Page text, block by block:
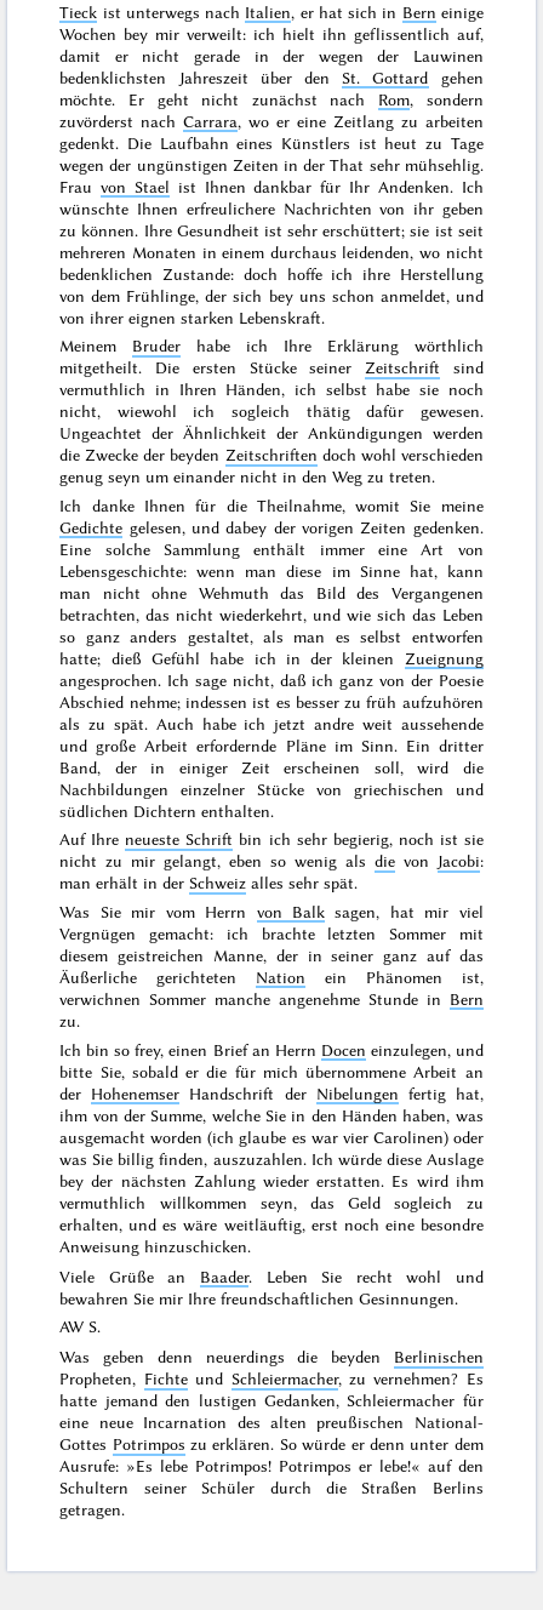
Tieck ist unterwegs nach Italien, er hat sich in Bern einige
Wochen bey mir verweilt: ich hielt ihn geflissentlich auf,
damit er nicht gerade in der wegen der Lauwinen
bedenklichsten Jahreszeit über den St. Gottard gehen
möchte. Er geht nicht zunächst nach Rom, sondern
zuvörderst nachCarrara,wo er eine Zeitlang zu arbeiten
gedenkt. Die Laufbahn eines Künstlers ist heut zu Tage
wegen der ungünstigen Zeiten in der That sehr mühsehlig.
Frauvon Stael ist Ihnen dankbar für Ihr Andenken. Ich
wünschte Ihnen erfreulichere Nachrichten von ihr geben
zu können. Ihre Gesundheit ist sehr erschüttert; sie ist seit
mehreren Monaten in einem durchaus leidenden, wo nicht
bedenklichen Zustande: doch hoffe ich ihre Herstellung
von dem Frühlinge, der sich bey uns schon anmeldet, und
von ihrer eignen starken Lebenskraft.
Meinem Bruder habe ich Ihre Erklärung wörthlich
mitgetheilt. Die ersten Stücke seiner Zeitschrift sind
vermuthlich in Ihren Händen, ich selbst habe sie noch
nicht, wiewohl ich sogleich thätig dafür gewesen.
Ungeachtet der Ähnlichkeit der Ankündigungen werden
die Zwecke der beyden Zeitschriften doch wohl verschieden
genug seyn um einander nicht in den Weg zu treten.
Ich danke Ihnen für die Theilnahme, womit Sie meine
Gedichte gelesen, und dabey der vorigen Zeiten gedenken.
Eine solche Sammlung enthält immer eine Art von
Lebensgeschichte: wenn man diese im Sinne hat, kann
man nicht ohne Wehmuth das Bild des Vergangenen
betrachten, das nichtwiederkehrt, und wie sich das Leben
so ganz anders gestaltet, als man es selbst entworfen
hatte; dieß Gefühl habe ich in der kleinen Zueignung
angesprochen. Ich sage nicht, daß ich ganz von der Poesie
Abschied nehme; indessen ist es besser zu früh aufzuhören
als zu spät. Auch habe ich jetzt andre weit aussehende
und große Arbeit erfordernde Pläne im Sinn. Ein dritter
Band, der in einiger Zeit erscheinen soll, wird die
Nachbildungen einzelner Stücke von griechischen und
südlichen Dichtern enthalten.
Auf Ihre neueste Schrift bin ich sehr begierig, noch ist sie
nicht zu mir gelangt, eben so wenig als dievon Jacobi:
man erhält in derSchweiz alles sehr spät.
Was Sie mir vom Herrn von Balksagen, hat mir viel
Vergnügen gemacht: ich brachte letzten Sommer mit
diesem geistreichen Manne, der in seiner ganz auf das
Äußerliche gerichteten Nation ein Phänomen ist,
verwichnen Sommer manche angenehme Stunde in Bern
zu.
Ich bin so frey, einen Brief an Herrn Docen einzulegen, und
bitte Sie, sobald er die für mich übernommene Arbeit an
der Hohenemser Handschrift der Nibelungen fertig hat,
ihm von der Summe, welche Sie in den Händen haben, was
ausgemacht worden (ich glaube es war vier Carolinen) oder
was Sie billig finden, auszuzahlen. Ich würde diese Auslage
bey der nächsten Zahlung wieder erstatten. Es wird ihm
vermuthlich willkommen seyn, das Geld sogleich zu
erhalten, und es wäre weitläuftig, erst noch eine besondre
Anweisung hinzuschicken.
Viele Grüße an Baader. Leben Sie recht wohl und
bewahren Sie mir Ihre freundschaftlichen Gesinnungen.
AW S.
Was geben denn neuerdings die beyden Berlinischen
Propheten, Fichteund Schleiermacher, zu vernehmen? Es
hatte jemand den lustigen Gedanken, Schleiermacher für
eine neue Incarnation des alten preußischen National-
Gottes Potrimpos zu erklären. So würde er denn unter dem
Ausrufe: »Es lebe Potrimpos! Potrimpos er lebe!« auf den
Schultern seiner Schüler durch die Straßen Berlins
getragen.